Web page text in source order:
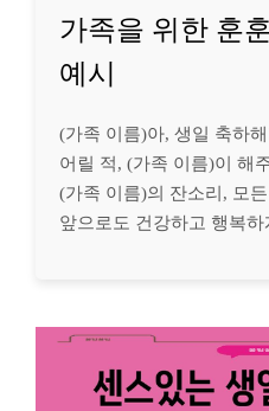
가족을 위한 훈
예시
(가족 이름)아, 생일 축하
어릴 적, (가족 이름)이 해
(가족 이름)의 잔소리, 모
앞으로도 건강하고 행복